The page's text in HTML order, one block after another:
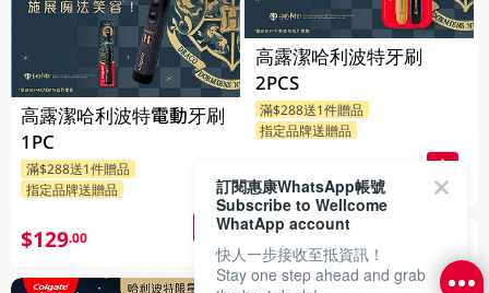
高露潔哈利波特電動牙刷
1PC
滿$288送1件贈品
指定品牌送贈品
$129.00
高露潔哈利波特牙刷
2PCS
滿$288送1件贈品
指定品牌送贈品
$49.90
訂閱惠康WhatsApp帳號
Subscribe to Wellcome
WhatApp account
快人一步接收至抵資訊！
Stay one step ahead and grab